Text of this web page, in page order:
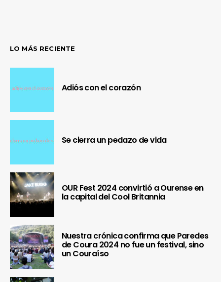
LO MÁS RECIENTE
Adiós con el corazón
Se cierra un pedazo de vida
OUR Fest 2024 convirtió a Ourense en
la capital del Cool Britannia
Nuestra crónica confirma que Paredes
de Coura 2024 no fue un festival, sino
un Couraíso